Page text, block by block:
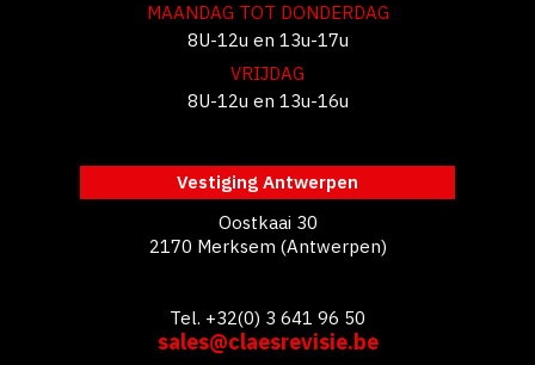
MAANDAG TOT DONDERDAG
8U-12u en 13u-17u
VRIJDAG
8U-12u en 13u-16u
Vestiging Antwerpen
Oostkaai 30
2170 Merksem (Antwerpen)
Tel. +32(0) 3 641 96 50
sales@claesrevisie.be